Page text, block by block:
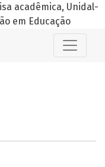
acadêmica, Unidal-
em Educação